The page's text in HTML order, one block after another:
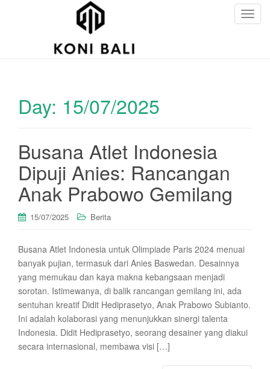
T
Day: 15/07/2025
Busana Atlet Indonesia
Dipuji Anies: Rancangan
Anak Prabowo Gemilang
15/07/2025 Berita
Busana Atlet Indonesia untuk Olimpiade Paris 2024 menuai
banyak pujian, termasuk dari Anies Baswedan. Desainnya
yang memukau dan kaya makna kebangsaan menjadi
sorotan. Istimewanya, di balik rancangan gemilang ini, ada
sentuhan kreatif Didit Hediprasetyo, Anak Prabowo Subianto.
Ini adalah kolaborasi yang menunjukkan sinergi talenta
Indonesia. Didit Hediprasetyo, seorang desainer yang diakui
secara internasional, membawa visi […]